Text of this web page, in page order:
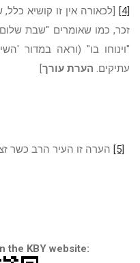
[4] [לכאורה אין זו קושיא
זכר, כמו שאומרים "שבת שלום
"וינוחו בו" (וראה במדור
עתיקים. הערת עורך]
[5] הערה זו העיר הרב כשר
the KBY website: